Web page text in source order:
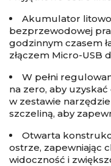
Akumulator
bezprzewodowej
godzinnym czasem
złączem Micro-USB
W pełni
na zero, aby
w zestawie
szczeliną, aby
Otwarta
ostrze, zapewniając
widoczność i